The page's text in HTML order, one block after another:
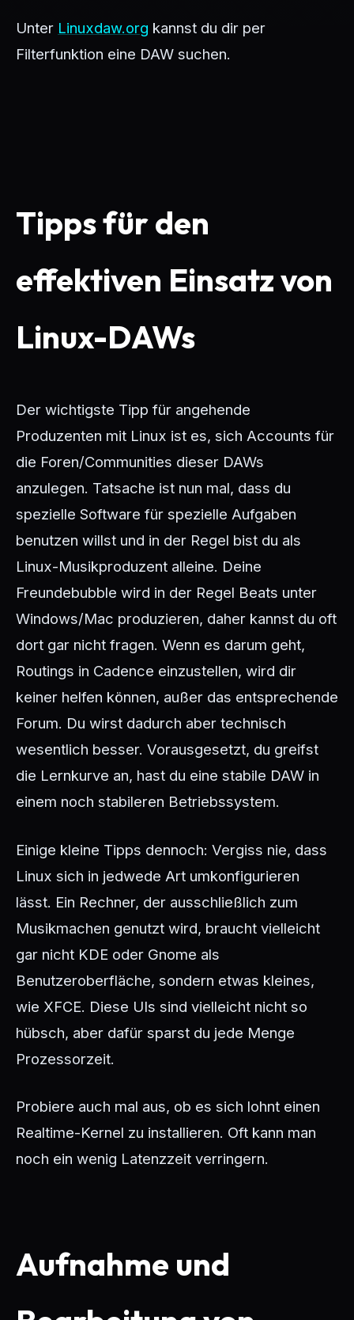
Unter Linuxdaw.org kannst du dir per
Filterfunktion eine DAW suchen.
Tipps für den
effektiven Einsatz von
Linux-DAWs
Der wichtigste Tipp für angehende
Produzenten mit Linux ist es, sich Accounts für
die Foren/Communities dieser DAWs
anzulegen. Tatsache ist nun mal, dass du
spezielle Software für spezielle Aufgaben
benutzen willst und in der Regel bist du als
Linux-Musikproduzent alleine. Deine
Freundebubble wird in der Regel Beats unter
Windows/Mac produzieren, daher kannst du oft
dort gar nicht fragen. Wenn es darum geht,
Routings in Cadence einzustellen, wird dir
keiner helfen können, außer das entsprechende
Forum. Du wirst dadurch aber technisch
wesentlich besser. Vorausgesetzt, du greifst
die Lernkurve an, hast du eine stabile DAW in
einem noch stabileren Betriebssystem.
Einige kleine Tipps dennoch: Vergiss nie, dass
Linux sich in jedwede Art umkonfigurieren
lässt. Ein Rechner, der ausschließlich zum
Musikmachen genutzt wird, braucht vielleicht
gar nicht KDE oder Gnome als
Benutzeroberfläche, sondern etwas kleines,
wie XFCE. Diese UIs sind vielleicht nicht so
hübsch, aber dafür sparst du jede Menge
Prozessorzeit.
Probiere auch mal aus, ob es sich lohnt einen
Realtime-Kernel zu installieren. Oft kann man
noch ein wenig Latenzzeit verringern.
Aufnahme und